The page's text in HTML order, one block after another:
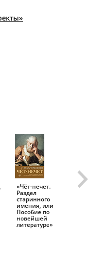
«Чёт-нечет.
Раздел
старинного
имения, или
Пособие по
новейшей
литературе»